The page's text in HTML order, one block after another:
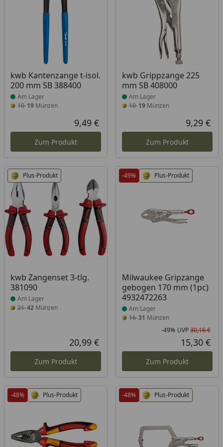
kwb Kantenzange t-isol.
200 mm SB 388400
Produkt am Lager
Am Lager
1019 Münzen
Aktueller Preis
9,49 €
Zum Produkt
kwb Grippzange 225
mm SB 408000
Produkt am Lager
Am Lager
1019Münzen
9,29 €
Zum Produkt
Plus-Produkt
kwb Zangenset 3-tlg.
381090
Produkt am Lager
Am Lager
2142 Münzen
Aktueller Preis
20,99 €
Zum Produkt
-49% Plus-Produkt
Milwaukee Gripzange
gebogen 170 mm (1pc)
4932472263
Produkt am Lager
Am Lager
1631 Münzen
-49% UVP30,16 €
15,30 €
Zum Produkt
-48% Plus-Produkt -48% Plus-Produkt